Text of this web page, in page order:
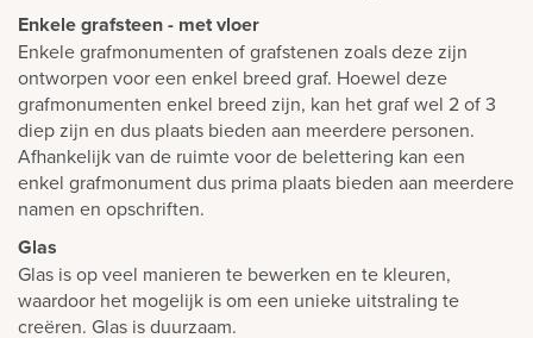
Enkele grafsteen - met vloer
Enkele grafmonumenten of grafstenen zoals deze zijn
ontworpen voor een enkel breed graf. Hoewel deze
grafmonumenten enkel breed zijn, kan het graf wel 2 of 3
diep zijn en dus plaats bieden aan meerdere personen.
Afhankelijk van de ruimte voor de belettering kan een
enkel grafmonument dus prima plaats bieden aan meerdere
namen en opschriften.
Glas
Glas is op veel manieren te bewerken en te kleuren,
waardoor het mogelijk is om een unieke uitstraling te
creëren. Glas is duurzaam.